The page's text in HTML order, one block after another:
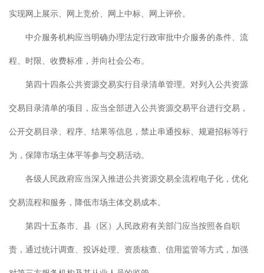
实现网上展示、网上竞价、网上中标、网上评价。
中介服务机构应当明确办理法定行政审批中介服务的条件、流
程、时限、收费标准，并向社会公布。
第四十四条公共资源交易实行目录清单管理。对列入公共资源
交易目录清单的项目，应当全部进入公共资源交易平台进行交易，
公开交易目录、程序、结果等信息，禁止串通投标、规避招标等行
为，保障市场主体平等参与交易活动。
各级人民政府应当深入推进公共资源交易全流程电子化，优化
交易流程和服务，降低市场主体交易成本。
第四十五条市、县（区）人民政府有关部门应当按照各自职
责，通过统计调查、投诉处理、资质核查、信用监管等方式，加强